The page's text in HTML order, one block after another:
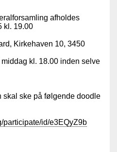
afholdes
kl. 19.00
Kirkehaven 10, 3450
kl. 18.00 inden selve
ske på følgende doodle
participate/id/e3EQyZ9b